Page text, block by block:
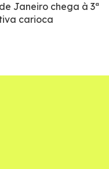
Janeiro chega à 3ª
carioca